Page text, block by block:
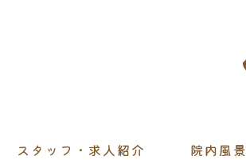
スタッフ・求人紹介 院内風景